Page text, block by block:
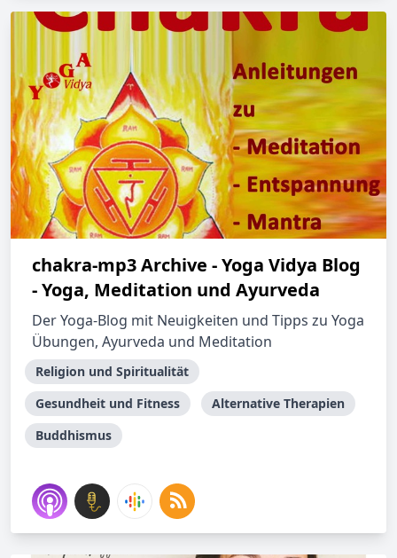
chakra-mp3 Archive - Yoga Vidya Blog
- Yoga, Meditation und Ayurveda
Der Yoga-Blog mit Neuigkeiten und Tipps zu Yoga
Übungen, Ayurveda und Meditation
Religion und Spiritualität
Gesundheit und Fitness
Alternative Therapien
Buddhismus